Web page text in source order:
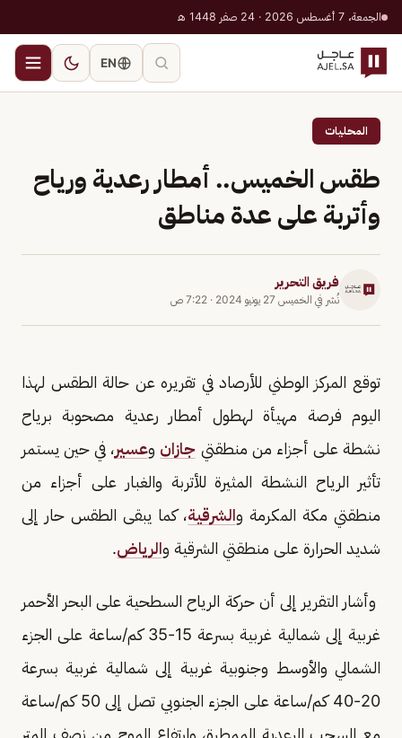
الجمعة، 7 أغسطس 2026 · 24 صفر 1448 هـ
EN
المحليات
طقس الخميس.. أمطار رعدية ورياح
وأتربة على عدة مناطق
فريق التحرير
نُشر في الخميس 27 يونيو 2024 · 7:22 ص
توقع المركز الوطني للأرصاد في تقريره عن حالة الطقس لهذا
اليوم فرصة مهيأة لهطول أمطار رعدية مصحوبة برياح
نشطة على أجزاء من منطقتي جازان وعسير، في حين يستمر
تأثير الرياح النشطة المثيرة للأتربة والغبار على أجزاء من
منطقتي مكة المكرمة والشرقية، كما يبقى الطقس حار إلى
شديد الحرارة على منطقتي الشرقية والرياض.
وأشار التقرير إلى أن حركة الرياح السطحية على البحر الأحمر
غربية إلى شمالية غربية بسرعة 15-35 كم/ساعة على الجزء
الشمالي والأوسط وجنوبية غربية إلى شمالية غربية بسرعة
20-40 كم/ساعة على الجزء الجنوبي تصل إلى 50 كم/ساعة
مع السحب الرعدية الممطرة، وارتفاع الموج من نصف المتر